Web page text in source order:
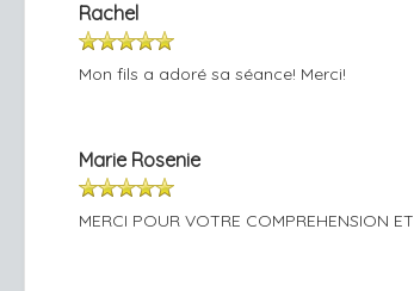
Rachel
Mon fils a adoré sa séance! Merci!
Marie Rosenie
MERCI POUR VOTRE COMPREHENSION